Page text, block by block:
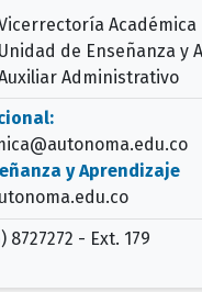
Académica
Unidad de Enseñanza y
Administrativo
y Aprendizaje
8727272 - Ext. 179